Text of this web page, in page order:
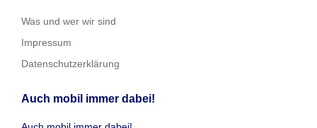
Was und wer wir sind
Impressum
Datenschutzerklärung
Auch mobil immer dabei!